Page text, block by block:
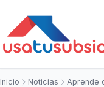
Inicio Noticias Aprende